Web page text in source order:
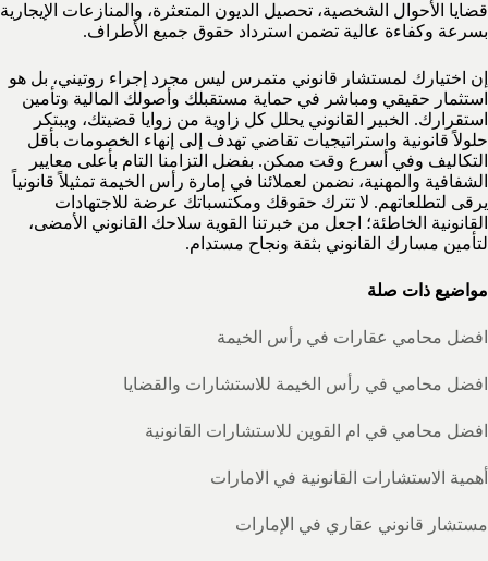
قضايا الأحوال الشخصية، تحصيل الديون المتعثرة، والمنازعات الإيجارية
بسرعة وكفاءة عالية تضمن استرداد حقوق جميع الأطراف.
إن اختيارك لمستشار قانوني متمرس ليس مجرد إجراء روتيني، بل هو
استثمار حقيقي ومباشر في حماية مستقبلك وأصولك المالية وتأمين
استقرارك. الخبير القانوني يحلل كل زاوية من زوايا قضيتك، ويبتكر
حلولاً قانونية واستراتيجيات تقاضي تهدف إلى إنهاء الخصومات بأقل
التكاليف وفي أسرع وقت ممكن. بفضل التزامنا التام بأعلى معايير
الشفافية والمهنية، نضمن لعملائنا في إمارة رأس الخيمة تمثيلاً قانونياً
يرقى لتطلعاتهم. لا تترك حقوقك ومكتسباتك عرضة للاجتهادات
القانونية الخاطئة؛ اجعل من خبرتنا القوية سلاحك القانوني الأمضى،
لتأمين مسارك القانوني بثقة ونجاح مستدام.
مواضيع ذات صلة
افضل محامي عقارات في رأس الخيمة
افضل محامي في رأس الخيمة للاستشارات والقضايا
افضل محامي في ام القوين للاستشارات القانونية
أهمية الاستشارات القانونية في الامارات
مستشار قانوني عقاري في الإمارات